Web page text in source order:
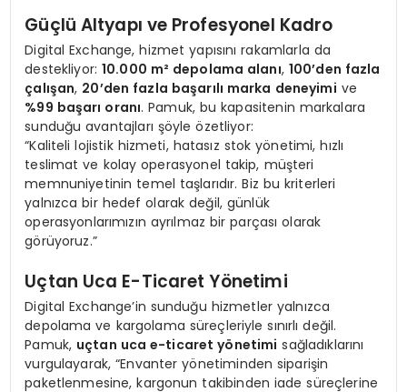
Güçlü Altyapı ve Profesyonel Kadro
Digital Exchange, hizmet yapısını rakamlarla da
destekliyor: 10.000 m² depolama alanı, 100’den fazla
çalışan, 20’den fazla başarılı marka deneyimi ve
%99 başarı oranı. Pamuk, bu kapasitenin markalara
sunduğu avantajları şöyle özetliyor:
“Kaliteli lojistik hizmeti, hatasız stok yönetimi, hızlı
teslimat ve kolay operasyonel takip, müşteri
memnuniyetinin temel taşlarıdır. Biz bu kriterleri
yalnızca bir hedef olarak değil, günlük
operasyonlarımızın ayrılmaz bir parçası olarak
görüyoruz.”
Uçtan Uca E-Ticaret Yönetimi
Digital Exchange’in sunduğu hizmetler yalnızca
depolama ve kargolama süreçleriyle sınırlı değil.
Pamuk, uçtan uca e-ticaret yönetimi sağladıklarını
vurgulayarak, “Envanter yönetiminden siparişin
paketlenmesine, kargonun takibinden iade süreçlerine